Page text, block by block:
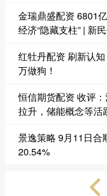
金瑞鼎盛配资 6801
经济“隐藏支柱” | 新
红牡丹配资 刷新认
万做狗！
恒信期货配资 收评
拉升，储能概念等活
景逸策略 9月11日合
20.54%